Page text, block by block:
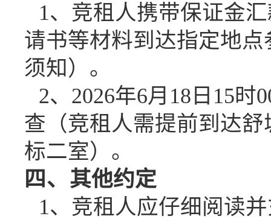
1、竞租人携带保证金
请书等材料到达指定地
须知）。
2、 2026年6月 18 日 15时
查（竞租人需提前到达
标二室）。
四、 其他约定
1、竞租人应仔细阅读